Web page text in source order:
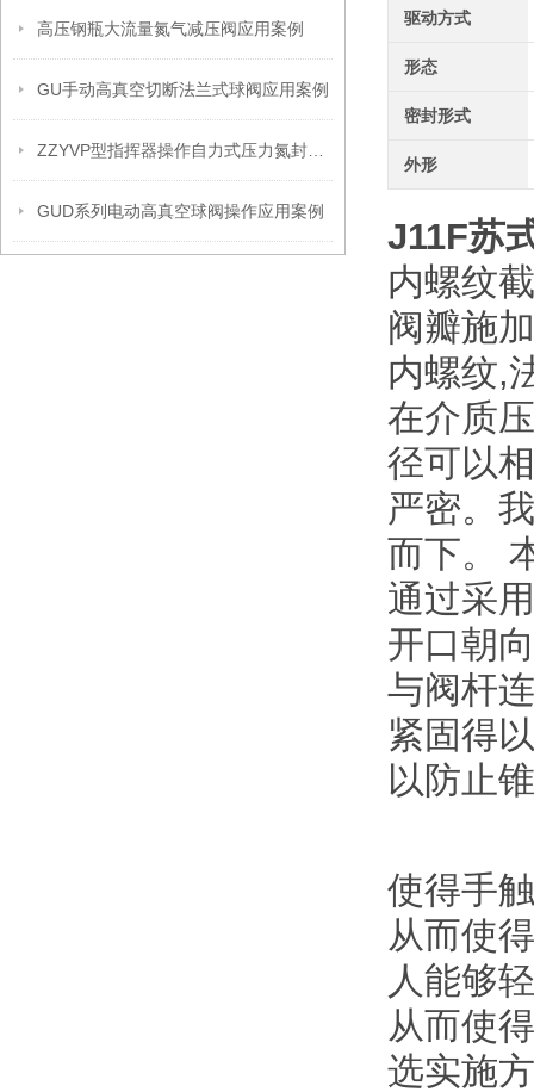
高压钢瓶大流量氮气减压阀应用案例
GU手动高真空切断法兰式球阀应用案例
GUD系列电动高真空球阀操作应用案例
驱动方式
形态
密封形式
外形
J11F苏
内螺纹
阀瓣施
内螺纹,
在介质
径可以
严密。
而下。
通过采
开口朝
与阀杆
紧固得
以防止
使得手
从而使
人能够
从而使
选实施